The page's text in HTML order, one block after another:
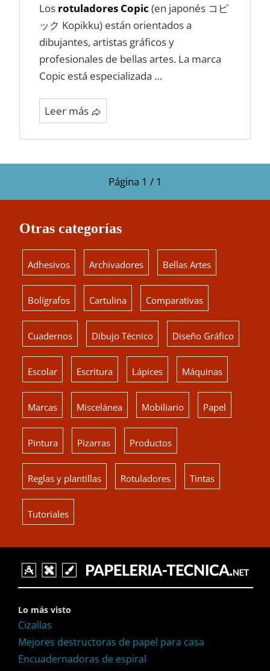
Los rotuladores Copic (en japonés コピ
ック Kopikku) están orientados a
dibujantes, artistas gráficos y
profesionales de bellas artes. La marca
Copic está especializada …
Leer más
Página 1 / 1
Otras categorías
Adhesivos Archivadores Bellas Artes
Bolígrafos Cartulina Comparativas
Cuadernos Dibujo Técnico Diseño Gráfico
Escolar Escritura Lápices Máquinas
Marcas Miscelánea Mobiliario Papel
Pintura Pizarras Productos
Reglas y plantillas Rotuladores Tintas
Tutoriales
Lo más visto
Cizallas
Mejores destructoras de papel para casa
Encuadernadoras de espiral